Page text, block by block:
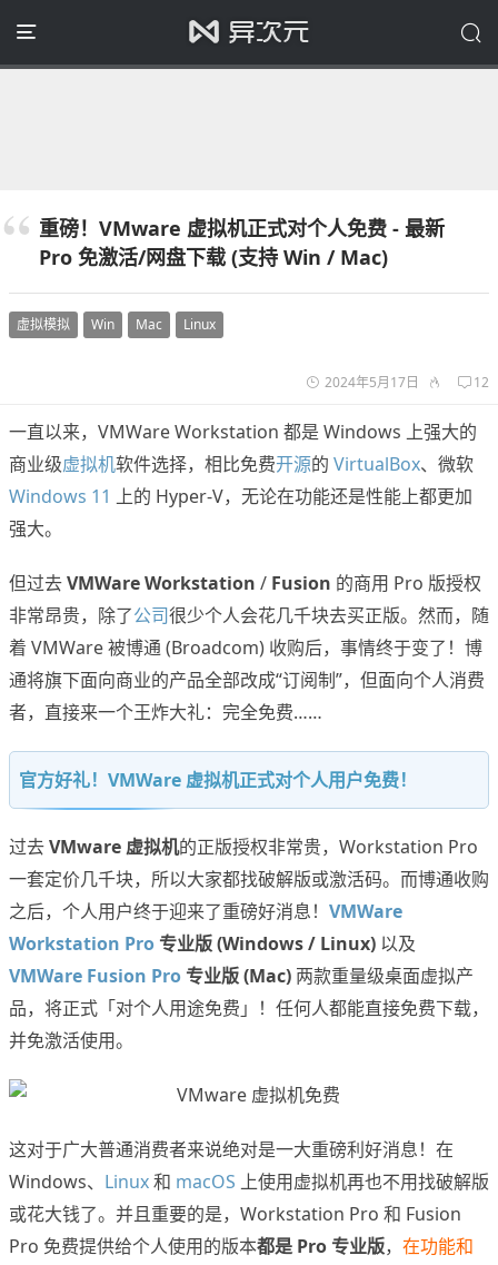
重磅！VMware 虚拟机正式对个人免费 - 最新
Pro 免激活/网盘下载 (支持 Win / Mac)
虚拟模拟 Win Mac Linux
2024年5月17日 12
一直以来，VMWare Workstation 都是 Windows 上强大的
商业级虚拟机软件选择，相比免费开源的 VirtualBox、微软
Windows 11 上的 Hyper-V，无论在功能还是性能上都更加
强大。
但过去VMWare Workstation / Fusion 的商用 Pro 版授权
非常昂贵，除了公司很少个人会花几千块去买正版。然而，随
着 VMWare 被博通 (Broadcom) 收购后，事情终于变了！博
通将旗下面向商业的产品全部改成“订阅制”，但面向个人消费
者，直接来一个王炸大礼：完全免费……
官方好礼！VMWare 虚拟机正式对个人用户免费！
过去VMware 虚拟机的正版授权非常贵，Workstation Pro
一套定价几千块，所以大家都找破解版或激活码。而博通收购
之后，个人用户终于迎来了重磅好消息！ VMWare
Workstation Pro 专业版 (Windows / Linux) 以及
VMWare Fusion Pro 专业版 (Mac) 两款重量级桌面虚拟产
品，将正式「对个人用途免费」！任何人都能直接免费下载，
并免激活使用。
这对于广大普通消费者来说绝对是一大重磅利好消息！在
Windows、 Linux和 macOS 上使用虚拟机再也不用找破解版
或花大钱了。并且重要的是，Workstation Pro 和 Fusion
Pro 免费提供给个人使用的版本都是 Pro 专业版， 在功能和